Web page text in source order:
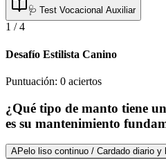
🩺 Test Vocacional Auxiliar
1 /4
Desafío Estilista Canino
Puntuación: 0 aciertos
¿Qué tipo de manto tiene
es su mantenimiento
APelo liso continuo / Cardado diario y